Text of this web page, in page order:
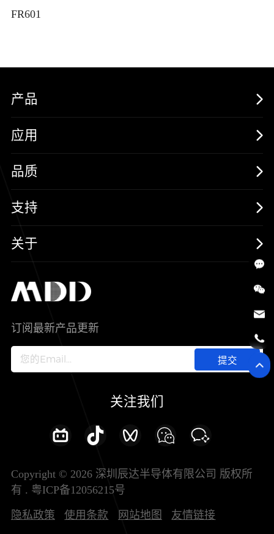
FR601
产品
MOSFETs
保护器件
三极管
SiC
IC
应用
消费电子
汽车电子
新能源
智能家居
新兴行业
品质
可靠性实验室
质量与环境
其他信息(PCN)
支持
样品与支持
关于
加入我们
订阅最新产品更新
提交
关注我们
Copyright © 2026 深圳辰达半导体有限公司 版权所
有 . 粤ICP备12056215号
隐私政策 使用条款 网站地图 友情链接